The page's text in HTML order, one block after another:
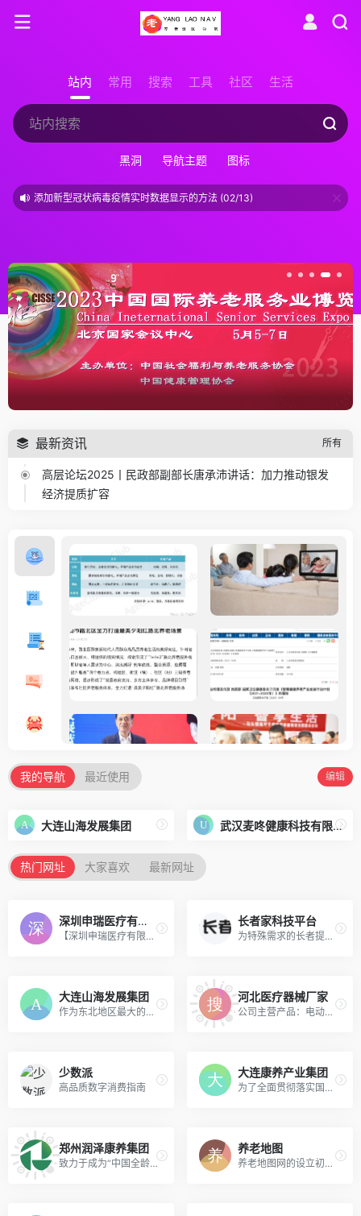
站内 常用 搜索 工具 社区 生活
黑洞 导航主题 图标
添加新型冠状病毒疫情实时数据显示的方法 (02/13)
最新资讯 所有
高层论坛2025丨民政部副部长唐承沛讲话：加力推动银发
经济提质扩容
青岛养老，全国领跑
资讯 2025年2月28日
从“养老”到“享老”，青岛24项举措发展银发经济
2025年2月27日
中共中央 国务院关于深化养老服务改革发展的意见
2025年1月11日
上海市推动银发经济高质量发展若干政策措施
资讯 2024年12月30日
国务院近日印发《关于促进服务消费高质量发展的意见》
资讯 2024年11月8日
民政部：扶持培育专业化、品牌化、连锁化的养老服务市
场主体
资讯 2024年9月24日
资讯 2024年9月19日
理
资讯
资讯 2024年7月4日
我的导航 最近使用 编辑
大连山海发展集团 武汉麦咚健康科技有限公司
热门网址 大家喜欢 最新网址
深圳申瑞医疗有限公司
【深圳申瑞医疗有限公司】拥有10年专业设计生产制造经验的深圳助听器厂家,为您提供耳背式,耳道式申瑞助听器。产品畅销国内外，可预约来厂参观，现招全国助听器代理
长者家科技平台
为特殊需求的长者提供定制化的养老服务和模式，我们还提供床位转让，养老顾问一对一咨询，为长者的晚年生活提供完善，可靠，信赖的养老规划服务。
大连山海发展集团
作为东北地区最大的养老机构——大连山海集团，通过不断探索新时代养老产业发展新模式，努力实现了企业新的发展。
河北医疗器械厂家
公司主营产品：电动护理床,家用护理床,多功能翻身床,老人护理床,瘫痪病人多功能护理床
少数派
高品质数字消费指南
大连康养产业集团
为了全面贯彻落实国家积极应对人口老龄化战略破解群众在养老问题上的“急难愁盼”大连市康养产业集团有限公司应运而生
郑州润泽康养集团
致力于成为“中国全龄康养社区创领者”，构建“四维一体物理空间+11大服务体系”的康养新生活方式，聚焦发展“康养地产、文旅康养、城市康养综合体、润泽康养总部港、康养适老化改造、日间照料中心、康养优选”七大核心业务板块
养老地图
养老地图网的设立初衷是为广大正为选择养老服务机构的用户提供真实可信赖的机构信息，以及提供有效的养老经验知识。